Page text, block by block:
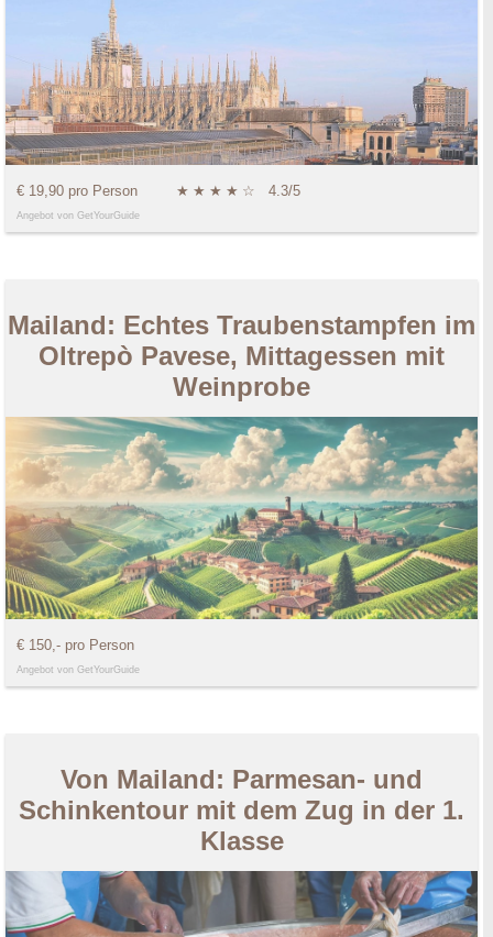
€ 19,90 pro Person ★ ★ ★ ★ ☆ 4.3/5
Angebot von GetYourGuide
Mailand: Echtes Traubenstampfen im
Oltrepò Pavese, Mittagessen mit
Weinprobe
€ 150,- pro Person
Angebot von GetYourGuide
Von Mailand: Parmesan- und
Schinkentour mit dem Zug in der 1.
Klasse